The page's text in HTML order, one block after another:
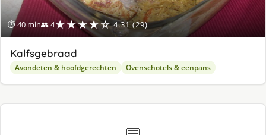
⏱ 40 min👥 4★★★★☆ 4.31 (29)
Kalfsgebraad
Avondeten & hoofdgerechten Ovenschotels & eenpans